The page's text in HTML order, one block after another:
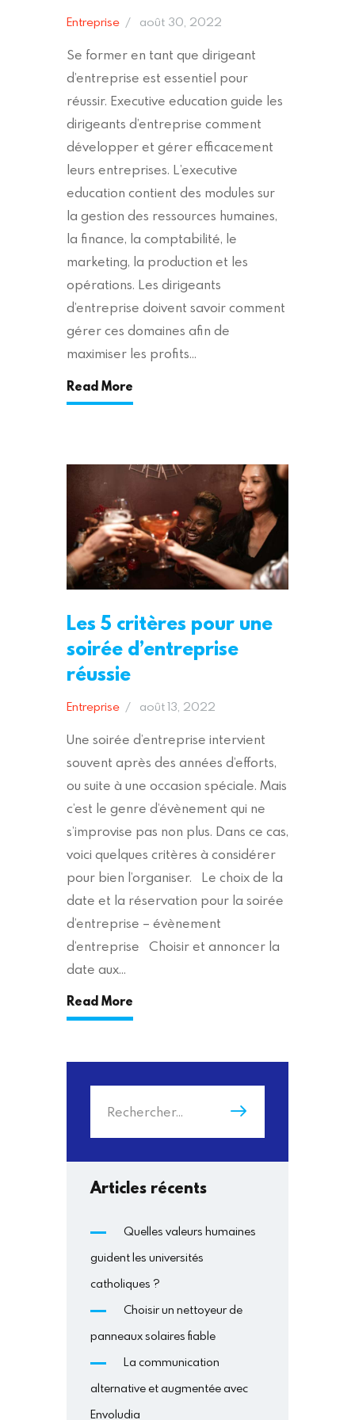
Entreprise août 30, 2022
Se former en tant que dirigeant
d’entreprise est essentiel pour
réussir. Executive education guide les
dirigeants d’entreprise comment
développer et gérer efficacement
leurs entreprises. L’executive
education contient des modules sur
la gestion des ressources humaines,
la finance, la comptabilité, le
marketing, la production et les
opérations. Les dirigeants
d’entreprise doivent savoir comment
gérer ces domaines afin de
maximiser les profits…
Read More
Les 5 critères pour une
soirée d’entreprise
réussie
Entreprise août 13, 2022
Une soirée d’entreprise intervient
souvent après des années d’efforts,
ou suite à une occasion spéciale. Mais
c’est le genre d’évènement qui ne
s’improvise pas non plus. Dans ce cas,
voici quelques critères à considérer
pour bien l’organiser. Le choix de la
date et la réservation pour la soirée
d’entreprise – évènement
d’entreprise Choisir et annoncer la
date aux…
Read More
Articles récents
Quelles valeurs humaines
guident les universités
catholiques ?
Choisir un nettoyeur de
panneaux solaires fiable
La communication
alternative et augmentée avec
Envoludia